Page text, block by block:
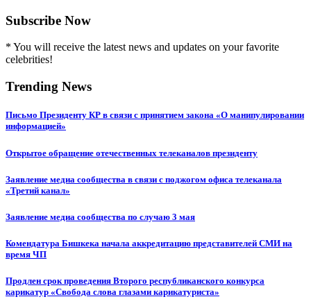
Subscribe Now
* You will receive the latest news and updates on your favorite
celebrities!
Trending News
Письмо Президенту КР в связи с принятием закона «О манипулировании
информацией»
Открытое обращение отечественных телеканалов президенту
Заявление медиа сообщества в связи с поджогом офиса телеканала
«Третий канал»
Заявление медиа сообщества по случаю 3 мая
Комендатура Бишкека начала аккредитацию представителей СМИ на
время ЧП
Продлен срок проведения Второго республиканского конкурса
карикатур «Свобода слова глазами карикатуриста»